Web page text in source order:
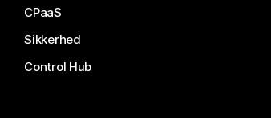
CPaaS
Sikkerhed
Control Hub